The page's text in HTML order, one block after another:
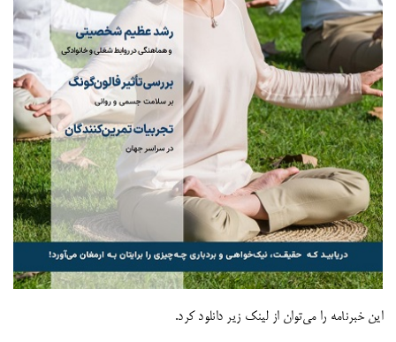
این خبرنامه را می‌توان از لینک زیر دانلود کرد.